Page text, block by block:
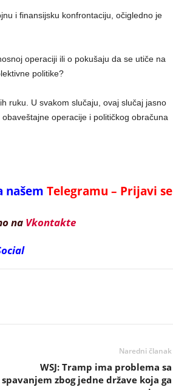
i finansijsku konfrontaciju, očigledno je
operaciji ili o pokušaju da se utiče na
politike?
ruku. U svakom slučaju, ovaj slučaj jasno
operacije i političkog obračuna
našem Telegramu – Prijavi se
na Vkontakte
Naredni članak
WSJ: Tramp ima problema sa
spavanjem zbog jedne države koja ga